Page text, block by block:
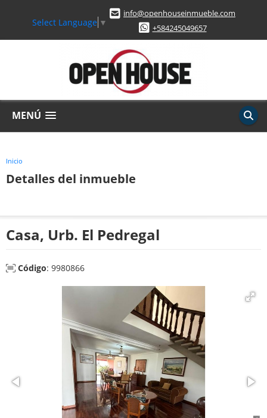
Select Language ▼
info@openhouseinmueble.com
+584245049657
MENÚ
Inicio
Detalles del inmueble
Casa, Urb. El Pedregal
Código: 9980866